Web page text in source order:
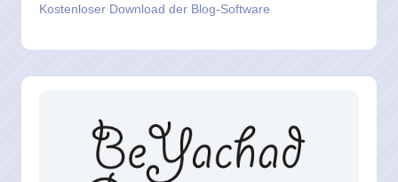
Kostenloser Download der Blog-Software